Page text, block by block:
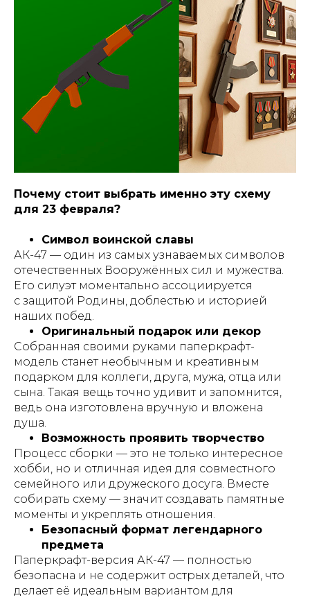
Почему стоит выбрать именно эту схему
для 23 февраля?
Символ воинской славы
АК-47 — один из самых узнаваемых символов
отечественных Вооружённых сил и мужества.
Его силуэт моментально ассоциируется
с защитой Родины, доблестью и историей
наших побед.
Оригинальный подарок или декор
Собранная своими руками паперкрафт-
модель станет необычным и креативным
подарком для коллеги, друга, мужа, отца или
сына. Такая вещь точно удивит и запомнится,
ведь она изготовлена вручную и вложена
душа.
Возможность проявить творчество
Процесс сборки — это не только интересное
хобби, но и отличная идея для совместного
семейного или дружеского досуга. Вместе
собирать схему — значит создавать памятные
моменты и укреплять отношения.
Безопасный формат легендарного
предмета
Паперкрафт-версия АК-47 — полностью
безопасна и не содержит острых деталей, что
делает её идеальным вариантом для